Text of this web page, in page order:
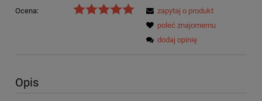
Ocena:
zapytaj o produkt
poleć znajomemu
dodaj opinię
Opis